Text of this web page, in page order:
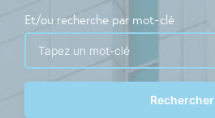
Et/ou recherche par mot-clé
Rechercher